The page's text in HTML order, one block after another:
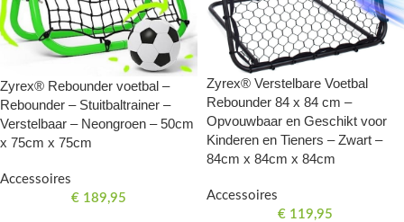
Zyrex® Rebounder voetbal –
Rebounder – Stuitbaltrainer –
Verstelbaar – Neongroen – 50cm
x 75cm x 75cm
Accessoires
€ 189,95
Zyrex® Verstelbare Voetbal
Rebounder 84 x 84 cm –
Opvouwbaar en Geschikt voor
Kinderen en Tieners – Zwart –
84cm x 84cm x 84cm
Accessoires
€ 119,95